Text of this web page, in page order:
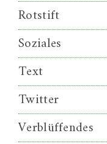
Rotstift
Soziales
Text
Twitter
Verblüffendes